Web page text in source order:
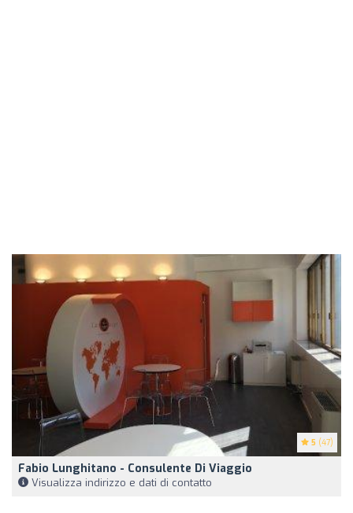
5 (47)
Fabio Lunghitano - Consulente Di Viaggio
Visualizza indirizzo e dati di contatto